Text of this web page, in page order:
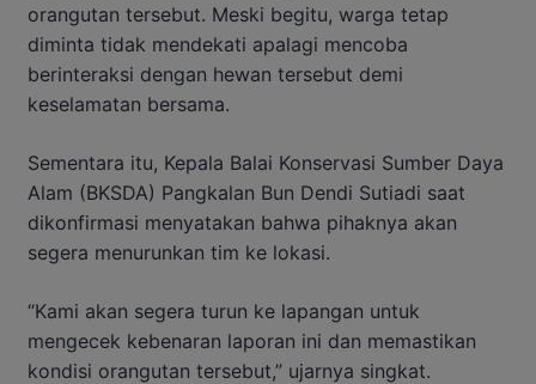
orangutan tersebut. Meski begitu, warga tetap
diminta tidak mendekati apalagi mencoba
berinteraksi dengan hewan tersebut demi
keselamatan bersama.
Sementara itu, Kepala Balai Konservasi Sumber Daya
Alam (BKSDA) Pangkalan Bun Dendi Sutiadi saat
dikonfirmasi menyatakan bahwa pihaknya akan
segera menurunkan tim ke lokasi.
“Kami akan segera turun ke lapangan untuk
mengecek kebenaran laporan ini dan memastikan
kondisi orangutan tersebut,” ujarnya singkat.